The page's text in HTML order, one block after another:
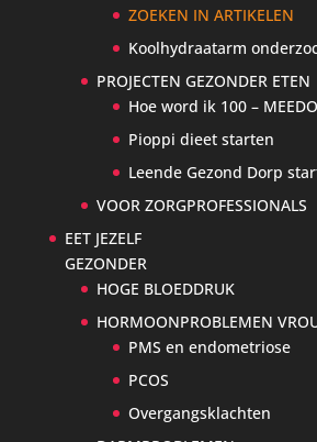
ZOEKEN IN ARTIKELEN
Koolhydraatarm
PROJECTEN GEZONDER ETEN
Hoe word ik 100 –
Pioppi dieet starten
Leende Gezond Dorp
VOOR ZORGPROFESSIONALS
EET JEZELF
GEZONDER
HOGE BLOEDDRUK
HORMOONPROBLEMEN
PMS en endometriose
PCOS
Overgangsklachten